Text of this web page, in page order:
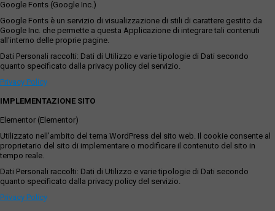
Google Fonts (Google Inc.)
Google Fonts è un servizio di visualizzazione di stili di carattere gestito da
Google Inc. che permette a questa Applicazione di integrare tali contenuti
all'interno delle proprie pagine.
Dati Personali raccolti: Dati di Utilizzo e varie tipologie di Dati secondo
quanto specificato dalla privacy policy del servizio.
Privacy Policy
IMPLEMENTAZIONE SITO
Elementor (Elementor)
Utilizzato nell'ambito del tema WordPress del sito web. Il cookie consente al
proprietario del sito di implementare o modificare il contenuto del sito in
tempo reale.
Dati Personali raccolti: Dati di Utilizzo e varie tipologie di Dati secondo
quanto specificato dalla privacy policy del servizio.
Privacy Policy